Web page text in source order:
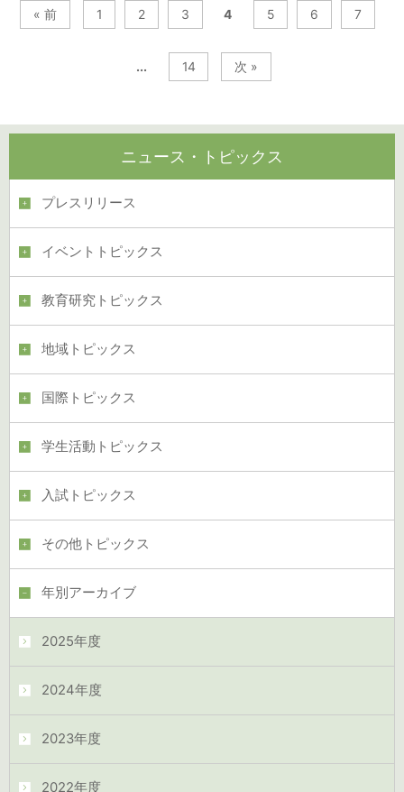
« 前 1 2 3 4 5 6 7
... 14 次 »
ニュース・トピックス
プレスリリース
イベントトピックス
教育研究トピックス
地域トピックス
国際トピックス
学生活動トピックス
入試トピックス
その他トピックス
年別アーカイブ
2025年度
2024年度
2023年度
2022年度